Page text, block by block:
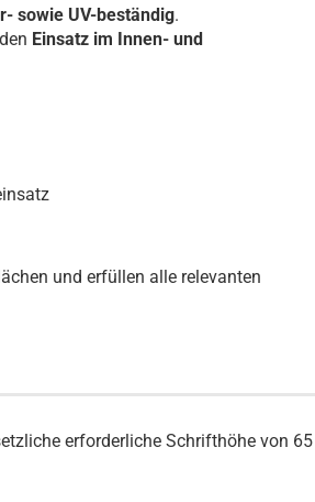
sowie UV-beständig.
Einsatz im Innen- und
und erfüllen alle relevanten
erforderliche Schrifthöhe von 65